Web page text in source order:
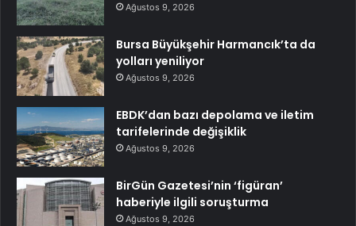
Ağustos 9, 2026
Bursa Büyükşehir Harmancık’ta da
yolları yeniliyor
Ağustos 9, 2026
EBDK’dan bazı depolama ve iletim
tarifelerinde değişiklik
Ağustos 9, 2026
BirGün Gazetesi’nin ‘figüran’
haberiyle ilgili soruşturma
Ağustos 9, 2026